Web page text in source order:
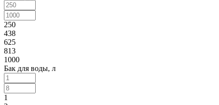
250
438
625
813
1000
Бак для воды, л
1